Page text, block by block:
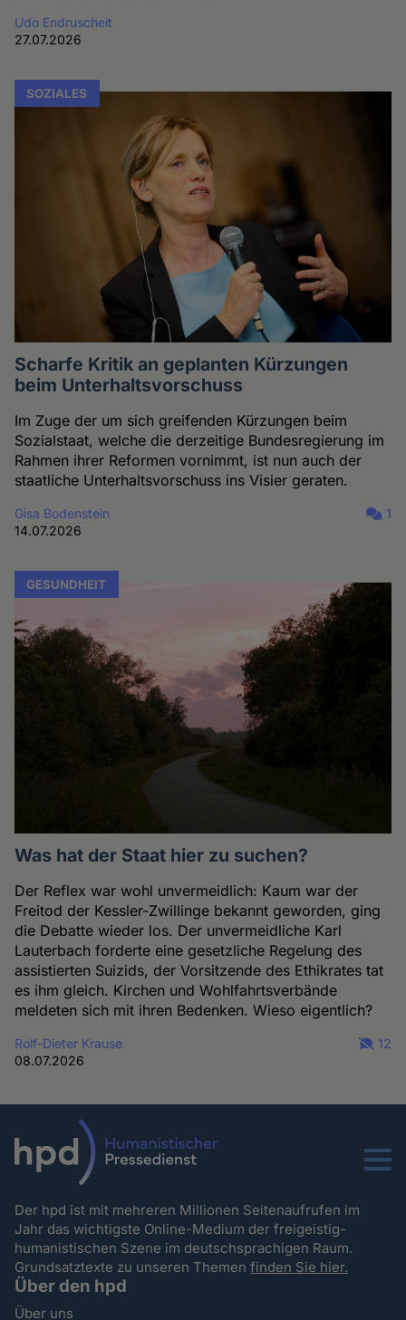
Udo Endruscheit
27.07.2026
SOZIALES
Scharfe Kritik an geplanten Kürzungen
beim Unterhaltsvorschuss
Im Zuge der um sich greifenden Kürzungen beim
Sozialstaat, welche die derzeitige Bundesregierung im
Rahmen ihrer Reformen vornimmt, ist nun auch der
staatliche Unterhaltsvorschuss ins Visier geraten.
Gisa Bodenstein
14.07.2026
1
GESUNDHEIT
Was hat der Staat hier zu suchen?
Der Reflex war wohl unvermeidlich: Kaum war der
Freitod der Kessler-Zwillinge bekannt geworden, ging
die Debatte wieder los. Der unvermeidliche Karl
Lauterbach forderte eine gesetzliche Regelung des
assistierten Suizids, der Vorsitzende des Ethikrates tat
es ihm gleich. Kirchen und Wohlfahrtsverbände
meldeten sich mit ihren Bedenken. Wieso eigentlich?
Rolf-Dieter Krause
08.07.2026
12
Menu
Der hpd ist mit mehreren Millionen Seitenaufrufen im
Jahr das wichtigste Online-Medium der freigeistig-
humanistischen Szene im deutschsprachigen Raum.
Grundsatztexte zu unseren Themenfinden Sie hier.
Über den hpd
Über uns